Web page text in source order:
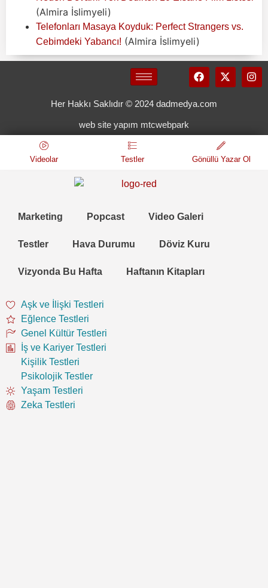
(Almira İslimyeli)
Telefonları Masaya Koyduk: Perfect Strangers vs.
Cebimdeki Yabancı! (Almira İslimyeli)
Her Hakkı Saklıdır © 2024 dadmedya.com
web site yapım mtcwebpark
Videolar Testler Gönüllü Yazar Ol
Marketing Popcast Video Galeri
Testler Hava Durumu Döviz Kuru
Vizyonda Bu Hafta Haftanın Kitapları
Aşk ve İlişki Testleri
Eğlence Testleri
Genel Kültür Testleri
İş ve Kariyer Testleri
Kişilik Testleri
Psikolojik Testler
Yaşam Testleri
Zeka Testleri